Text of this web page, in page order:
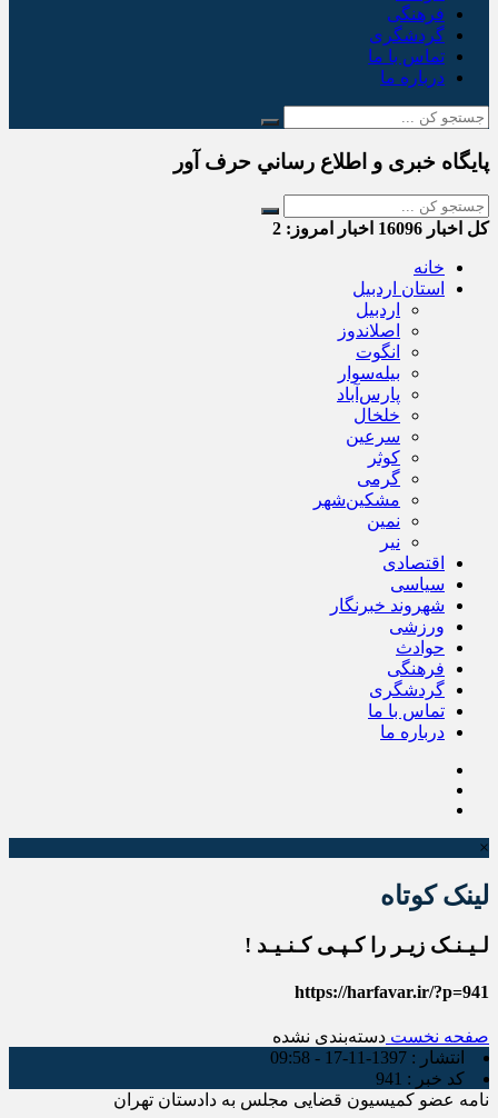
فرهنگی
گردشگری
تماس با ما
درباره ما
پایگاه خبری و اطلاع رساني حرف آور
کل اخبار اخبار امروز: 2
خانه
استان اردبیل
اردبیل
اصلاندوز
انگوت
بیله‌سوار
پارس‌آباد
خلخال
سرعین
کوثر
گرمی
مشکین‌شهر
نمین
نیر
اقتصادی
سیاسی
شهروند خبرنگار
ورزشی
حوادث
فرهنگی
گردشگری
تماس با ما
درباره ما
×
لینک کوتاه
لـیـنـک زیـر را کـپـی کـنـیـد !
https://harfavar.ir/?p=941
صفحه نخست دسته‌بندی نشده
انتشار : 1397-11-17 - 09:58
کد خبر : 941
نامه عضو کمیسیون قضایی مجلس به دادستان تهران